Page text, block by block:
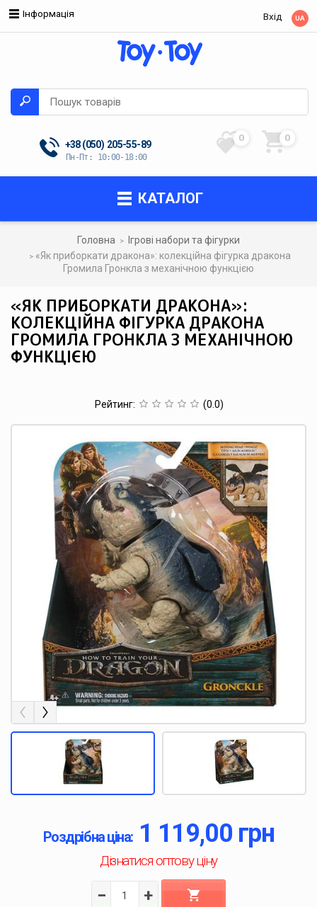
Інформація Вхід UA
+38 (050) 205-55-89
Пн-Пт: 10:00-18:00
0 0
КАТАЛОГ
Головна
Ігрові набори та фігурки
«Як приборкати дракона»: колекційна фігурка дракона
Громила Гронкла з механічною функцією
«ЯК ПРИБОРКАТИ ДРАКОНА»:
КОЛЕКЦІЙНА ФІГУРКА ДРАКОНА
ГРОМИЛА ГРОНКЛА З МЕХАНІЧНОЮ
ФУНКЦІЄЮ
Рейтинг: (0.0)
Previous
Next
Роздрібна ціна: 1 119,00 грн
Дізнатися оптову ціну
− +